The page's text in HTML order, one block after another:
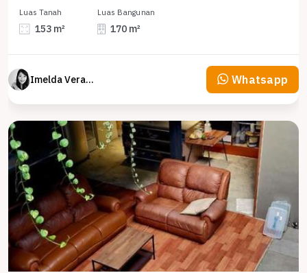
Luas Tanah
153 m²
Luas Bangunan
170 m²
Imelda Veranika Whatsapp